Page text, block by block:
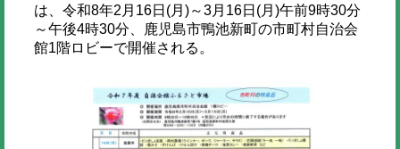
は、令和8年2月16日(月)～3月16日(月)午前9時30分
～午後4時30分、鹿児島市鴨池新町の市町村自治会
館1階ロビーで開催される。